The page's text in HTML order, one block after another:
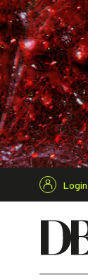
Login